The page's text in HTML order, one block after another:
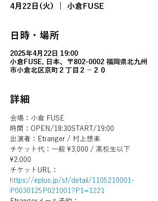
4月22日(火) 小倉FUSE
日時・場所
2025年4月22日 19:00
小倉FUSE, 日本、〒802-0002 福岡県北九州
市小倉北区京町２丁目２−２０
詳細
会場：小倉 FUSE
時間：OPEN/18:30START/19:00
出演者：Etranger / 村上想楽
チケット代：一般 ¥3,000 / 高校生以下
¥2,000
チケットURL：
https://eplus.jp/sf/detail/1105210001-
P0030125P021001?P1=1221